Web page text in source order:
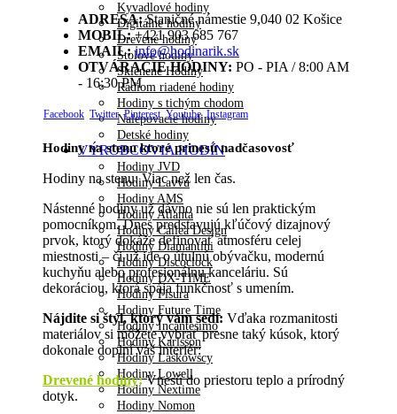
Kyvadlové hodiny
Digitálne hodiny
Drevené hodiny
Stolové hodiny
Sklenené Hodiny
Rádiom riadené hodiny
Hodiny s tichým chodom
Nalepovacie hodiny
Detské hodiny
VÝROBCOVIA HODÍN
Hodiny JVD
Hodiny Lavvu
Hodiny AMS
Hodiny Atlanta
Hodiny Callea Design
Hodiny Diamantini
Hodiny Discoclock
Hodiny DX-TIME
Hodiny Fisura
Hodiny Future Time
Hodiny Incantesimo
Hodiny Karlsson
Hodiny Laskowscy
Hodiny Lowell
Hodiny Nextime
Hodiny Nomon
ADRESA: Staničné námestie 9,040 02 Košice
MOBIL: +421 903 685 767
EMAIL: info@hodinarik.sk
OTVÁRACIE HODINY: PO - PIA / 8:00 AM
- 16:30 PM
Facebook Twitter Pinterest Youtube Instagram
Hodiny na stenu ktoré prinesú nadčasovosť
Hodiny na stenu: Viac než len čas.
Nástenné hodiny už dávno nie sú len praktickým
pomocníkom. Dnes predstavujú kľúčový dizajnový
prvok, ktorý dokáže definovať atmosféru celej
miestnosti – či už ide o útulnú obývačku, modernú
kuchyňu alebo profesionálnu kanceláriu. Sú
dekoráciou, ktorá spája funkčnosť s umením.
Nájdite si štýl, ktorý vám sedí: Vďaka rozmanitosti
materiálov si môžete vybrať presne taký kúsok, ktorý
dokonale doplní váš interiér:
Drevené hodiny:Vnesú do priestoru teplo a prírodný
dotyk.